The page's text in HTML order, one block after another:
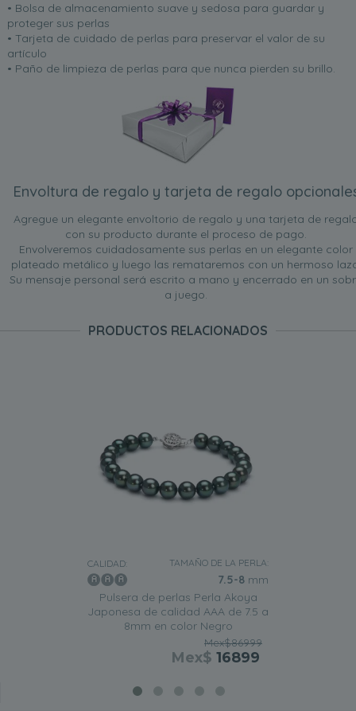
• Bolsa de almacenamiento suave y sedosa para guardar y
proteger sus perlas
• Tarjeta de cuidado de perlas para preservar el valor de su
artículo
• Paño de limpieza de perlas para que nunca pierden su brillo.
Envoltura de regalo y tarjeta de regalo
Agregue un elegante envoltorio de regalo y una tarjeta de
con su producto durante el proceso de pago.
Envolveremos cuidadosamente sus perlas en un elegante color
plateado metálico y luego las remataremos con un hermoso
Su mensaje personal será escrito a mano y encerrado en un
a juego.
PRODUCTOS RELACIONADOS
CALIDAD: TAMAÑO DE LA PERLA:
7.5-8 mm
Pulsera de perlas Perla Akoya
Japonesa de calidad AAA de 7.5 a
8mm en color Negro
Mex$86999
Mex$ 16899